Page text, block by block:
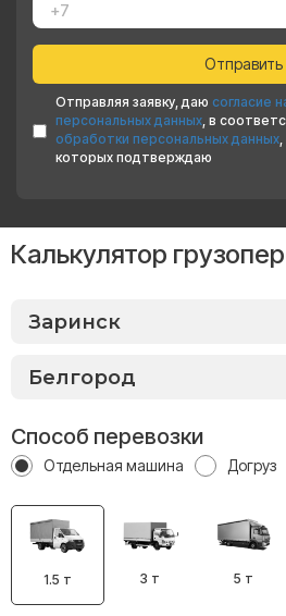
Отправляя заявку, даю согласие
персональных данных, в
обработки персональных данных
которых подтверждаю
Калькулятор
Способ перевозки
Отдельная машина Догруз
1.5 т 3 т 5 т